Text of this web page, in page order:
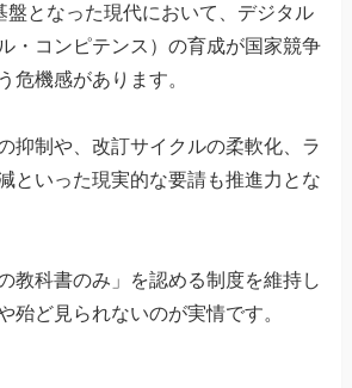
盤となった現代において、デジタル
・コンピテンス）の育成が国家競争
危機感があります。
抑制や、改訂サイクルの柔軟化、ラ
といった現実的な要請も推進力とな
教科書のみ」を認める制度を維持し
殆ど見られないのが実情です。